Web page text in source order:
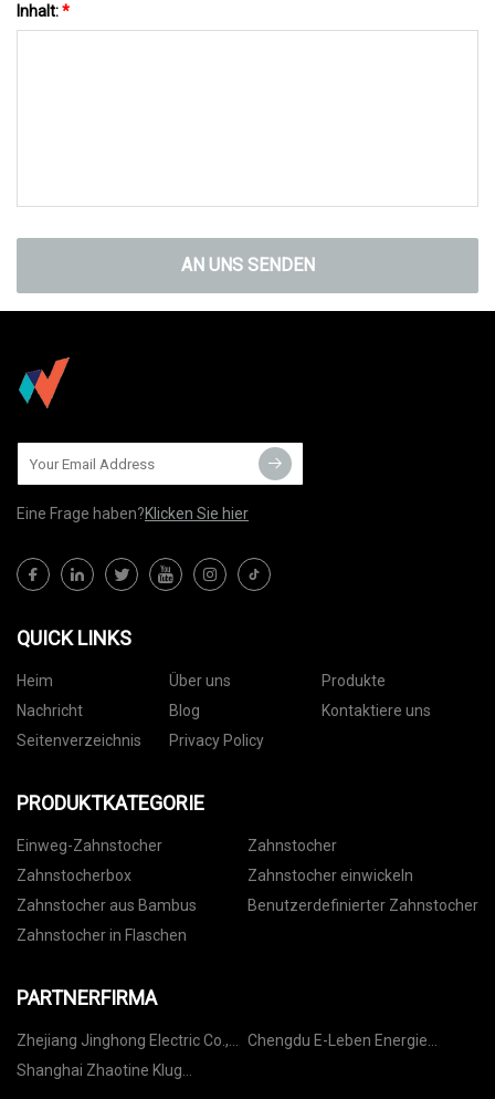
Inhalt:*
AN UNS SENDEN
Eine Frage haben?Klicken Sie hier
QUICK LINKS
Heim Über uns
Produkte
Nachricht
Blog
Kontaktiere uns
Seitenverzeichnis
Privacy Policy
PRODUKTKATEGORIE
Einweg-Zahnstocher
Zahnstocher
Zahnstocherbox
Zahnstocher einwickeln
Zahnstocher aus Bambus
Benutzerdefinierter Zahnstocher
Zahnstocher in Flaschen
PARTNERFIRMA
Zhejiang Jinghong Electric Co.,
Ltd
Chengdu E-Leben Energie
Shanghai Zhaotine Klug